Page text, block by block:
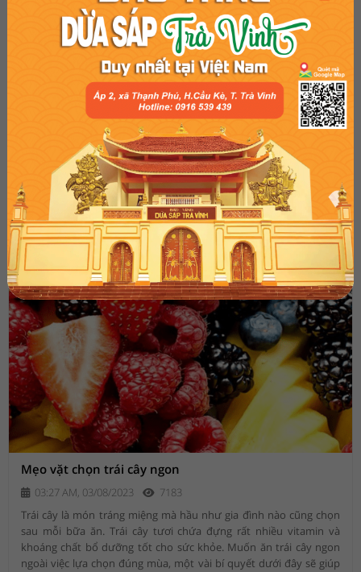
TOP 5 CÔNG DỤNG CỰC ĐỈNH CỦA NHÃN LỒNG BẠN
KHÔNG NÊN BỎ QUA
03:41 AM, 17/08/2023
10040
Nhãn lồng – quả nhỏ như trứng cút, sống màu xanh, chín vàng
ươm, không chỉ là món ăn ngon miệng, mà còn mang tới rất nhiều
công dụng tuyệt vời cho sức khỏe.
Mẹo vặt chọn trái cây ngon
03:27 AM, 03/08/2023
7183
Trái cây là món tráng miệng mà hầu như gia đình nào cũng chọn
sau mỗi bữa ăn. Trái cây tươi chứa đựng rất nhiều vitamin và
khoáng chất bổ dưỡng tốt cho sức khỏe. Muốn ăn trái cây ngon
ngoài việc lựa chọn đúng mùa, một vài bí quyết dưới đây sẽ giúp